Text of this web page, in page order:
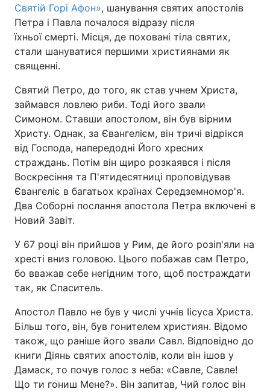
Святій Горі Афон», шанування святих апостолів
Петра і Павла почалося відразу після
їхньої смерті. Місця, де поховані тіла святих,
стали шануватися першими християнами як
священні.
Святий Петро, до того, як став учнем Христа,
займався ловлею риби. Тоді його звали
Симоном. Ставши апостолом, він був вірним
Христу. Однак, за Євангелієм, він тричі відрікся
від Господа, напередодні Його хресних
страждань. Потім він щиро розкаявся і після
Воскресіння та П'ятидесятниці проповідував
Євангеліє в багатьох країнах Середземномор'я.
Два Соборні послання апостола Петра включені в
Новий Завіт.
У 67 році він прийшов у Рим, де його розіп'яли на
хресті вниз головою. Цього побажав сам Петро,
бо вважав себе негідним того, щоб постраждати
так, як Спаситель.
Апостол Павло не був у числі учнів Іісуса Христа.
Більш того, він, був гонителем християн. Відомо
також, що раніше його звали Савл. Відповідно до
книги Діянь святих апостолів, коли він ішов у
Дамаск, то почув голос з неба: «Савле, Савле!
Що ти гониш Мене?». Він запитав, Чий голос він